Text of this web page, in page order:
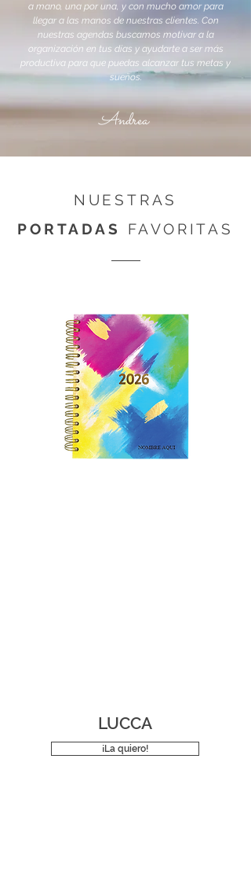
a mano, una por una, y con mucho amor para
llegar a las manos de nuestras clientes. Con
nuestras agendas buscamos motivar a la
organización en tus días y ayudarte a ser más
productiva para que puedas alcanzar tus metas y
sueños.
Andrea
NUESTRAS
PORTADAS
FAVORITAS
LUCCA
¡La quiero!